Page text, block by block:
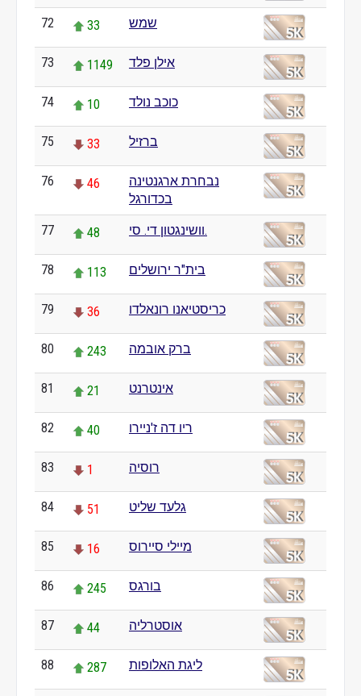
72 33 שמש
73 1149 אילן פלד
74 10 כוכב נולד
75 33 ברזיל
76 46
נבחרת ארגנטינה
בכדורגל
77 48 וושינגטון די. סי.
78 113 בית"ר ירושלים
79 36 כריסטיאנו רונאלדו
80 243 ברק אובמה
81 21 אינטרנט
82 40 ריו דה ז'ניירו
83 1 רוסיה
84 51 גלעד שליט
85 16 מיילי סיירוס
86 245 בורגס
87 44 אוסטרליה
88 287 ליגת האלופות